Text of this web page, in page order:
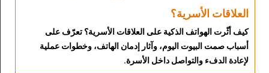
العلاقات الأسرية؟
كيف أثّرت الهواتف الذكية على العلاقات الأسرية؟ تعرّف على
أسباب صمت البيوت اليوم، وآثار إدمان الهاتف، وخطوات عملية
لإعادة الدفء والتواصل داخل الأسرة.